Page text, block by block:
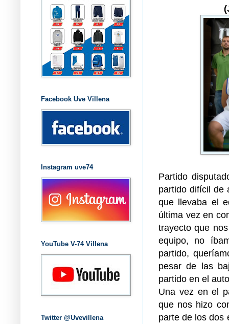
Partido
partido difícil de
que llevaba el
última vez en
trayecto que
equipo, no
partido,
pesar de las
partido en el
Una vez en el
que nos hizo
parte de los dos
Facebook Uve Villena
Instagram uve74
YouTube V-74 Villena
Twitter @Uvevillena